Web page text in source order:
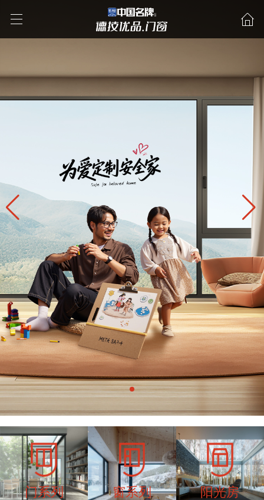
门系列 窗系列 阳光房